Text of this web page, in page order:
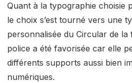
Quant à la typographie choisie
le choix s’est tourné vers une
personnalisée du Circular de la
police a été favorisée car elle
différents supports aussi bien
numériques.